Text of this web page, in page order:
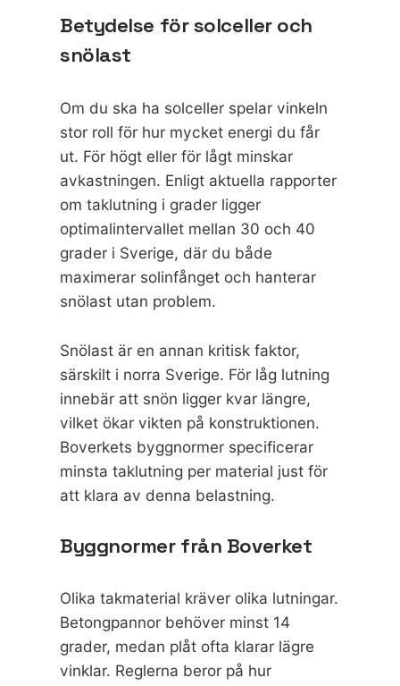
Betydelse för solceller och
snölast
Om du ska ha solceller spelar vinkeln
stor roll för hur mycket energi du får
ut. För högt eller för lågt minskar
avkastningen. Enligt aktuella rapporter
om taklutning i grader ligger
optimalintervallet mellan 30 och 40
grader i Sverige, där du både
maximerar solinfånget och hanterar
snölast utan problem.
Snölast är en annan kritisk faktor,
särskilt i norra Sverige. För låg lutning
innebär att snön ligger kvar längre,
vilket ökar vikten på konstruktionen.
Boverkets byggnormer specificerar
minsta taklutning per material just för
att klara av denna belastning.
Byggnormer från Boverket
Olika takmaterial kräver olika lutningar.
Betongpannor behöver minst 14
grader, medan plåt ofta klarar lägre
vinklar. Reglerna beror på hur